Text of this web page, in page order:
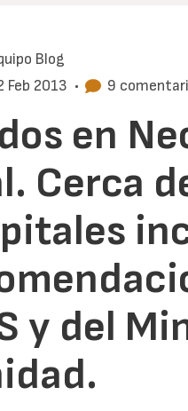
Blog
Feb 2013 • 9
en
Cerca
y del